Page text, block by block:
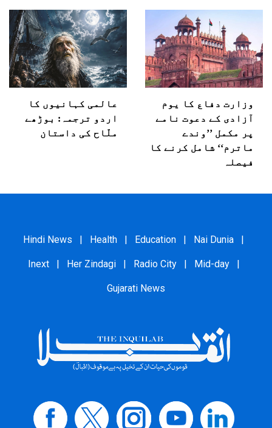
وزارت دفاع کا یوم
آزادی کے دعوت نامے
پر مکمل ’’وندے
ماترم‘‘ شامل کرنے کا
فیصلہ
عالمی کہانیوں کا
اردو ترجمہ: بوڑھے
ملّاح کی داستان
Hindi News | Health | Education | Nai Dunia |
Inext | Her Zindagi | Radio City | Mid-day |
Gujarati News